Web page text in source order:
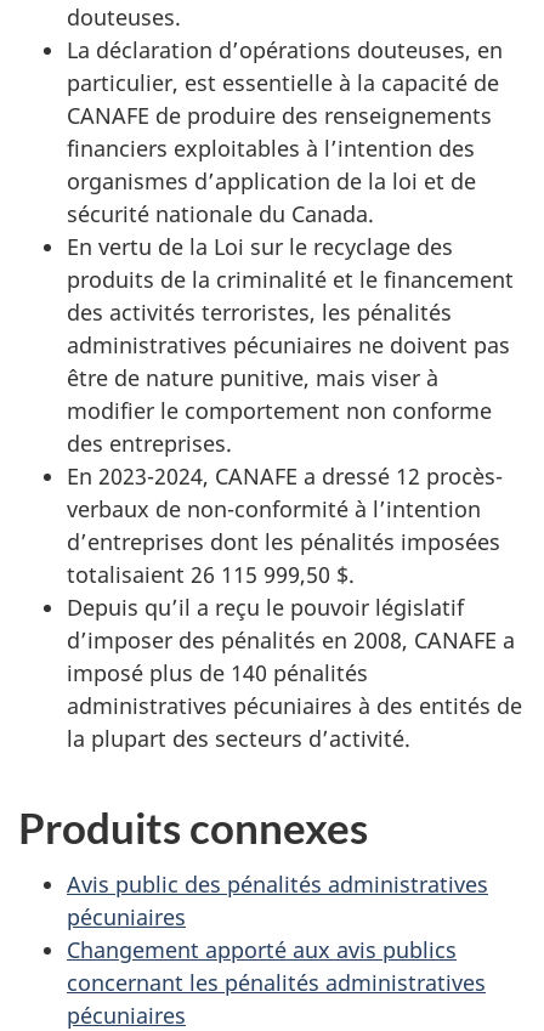
douteuses.
La déclaration d’opérations douteuses, en
particulier, est essentielle à la capacité de
CANAFE de produire des renseignements
financiers exploitables à l’intention des
organismes d’application de la loi et de
sécurité nationale du Canada.
En vertu de la Loi sur le recyclage des
produits de la criminalité et le financement
des activités terroristes, les pénalités
administratives pécuniaires ne doivent pas
être de nature punitive, mais viser à
modifier le comportement non conforme
des entreprises.
En 2023-2024, CANAFE a dressé 12 procès-
verbaux de non-conformité à l’intention
d’entreprises dont les pénalités imposées
totalisaient 26 115 999,50 $.
Depuis qu’il a reçu le pouvoir législatif
d’imposer des pénalités en 2008, CANAFE a
imposé plus de 140 pénalités
administratives pécuniaires à des entités de
la plupart des secteurs d’activité.
Produits connexes
Avis public des pénalités administratives
pécuniaires
Changement apporté aux avis publics
concernant les pénalités administratives
pécuniaires